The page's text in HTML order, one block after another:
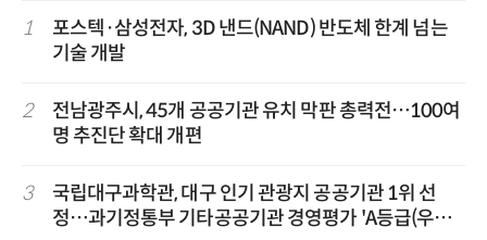
1
포스텍·삼성전자, 3D 낸드(NAND) 반도체 한계 넘는
기술 개발
2
전남광주시, 45개 공공기관 유치 막판 총력전…100여
명 추진단 확대 개편
3
국립대구과학관, 대구 인기 관광지 공공기관 1위 선
정…과기정통부 기타공공기관 경영평가 'A등급(우수)'